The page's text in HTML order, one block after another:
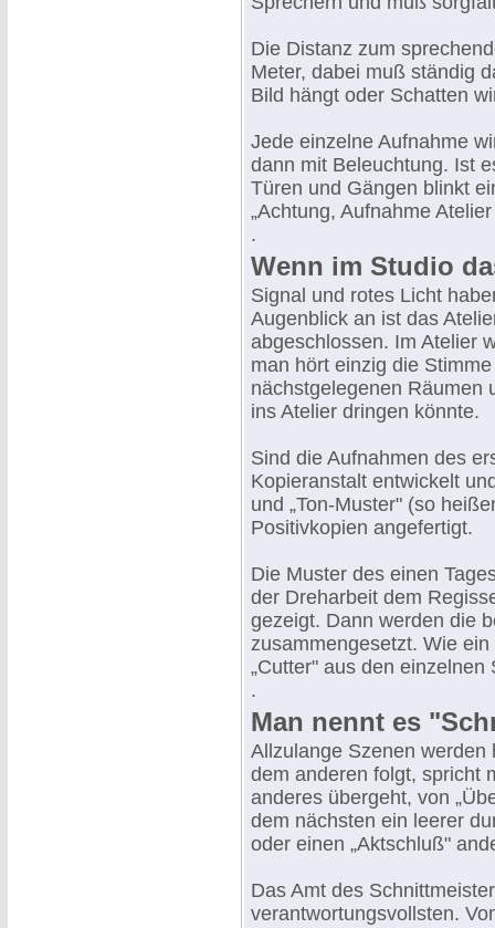
Die Distanz zum
Meter, dabei muß ständig
Bild hängt oder Schatten
Jede einzelne Aufnahme
dann mit Beleuchtung. Ist
Türen und Gängen blinkt
„Achtung, Aufnahme
.
Wenn im Studio
Signal und rotes Licht
Augenblick an ist das
abgeschlossen. Im Atelier
man hört einzig die
nächstgelegenen Räumen
ins Atelier dringen könnte.
Sind die Aufnahmen des
Kopieranstalt entwickelt
und „Ton-Muster" (so
Positivkopien angefertigt.
Die Muster des einen
der Dreharbeit dem
gezeigt. Dann werden die
zusammengesetzt. Wie
„Cutter" aus den
.
Man nennt es
Allzulange Szenen werden
dem anderen folgt, spricht
anderes übergeht, von
dem nächsten ein leerer
oder einen „Aktschluß"
Das Amt des
verantwortungsvollsten.